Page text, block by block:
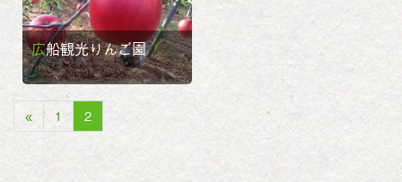
広船観光りんご園
« 1 2